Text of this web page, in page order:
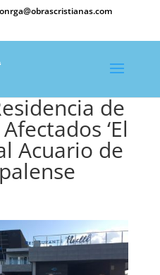
de
‘El
Acuario de